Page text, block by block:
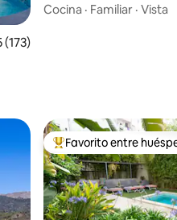
promedio: 4.95 de 5, 173
(173)
vistas impresionantes
Cocina · Familiar · Vista
Favorito entre
Favorito entre